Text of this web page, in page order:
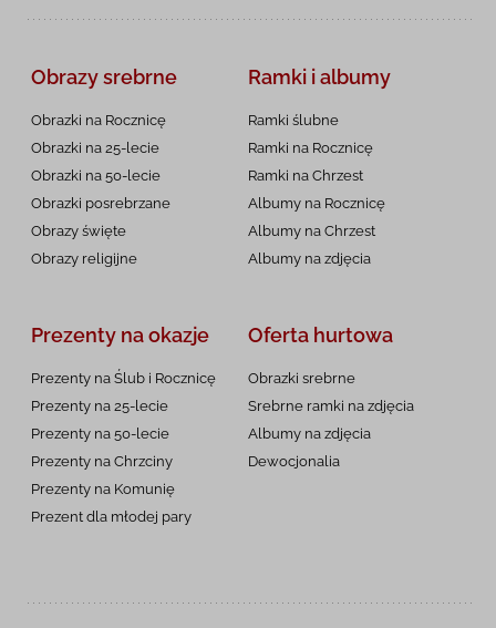
Obrazy srebrne
Obrazki na Rocznicę
Obrazki na 25-lecie
Obrazki na 50-lecie
Obrazki posrebrzane
Obrazy święte
Obrazy religijne
Ramki i albumy
Ramki ślubne
Ramki na Rocznicę
Ramki na Chrzest
Albumy na Rocznicę
Albumy na Chrzest
Albumy na zdjęcia
Prezenty na okazje
Prezenty na Ślub i Rocznicę
Prezenty na 25-lecie
Prezenty na 50-lecie
Prezenty na Chrzciny
Prezenty na Komunię
Prezent dla młodej pary
Oferta hurtowa
Obrazki srebrne
Srebrne ramki na zdjęcia
Albumy na zdjęcia
Dewocjonalia